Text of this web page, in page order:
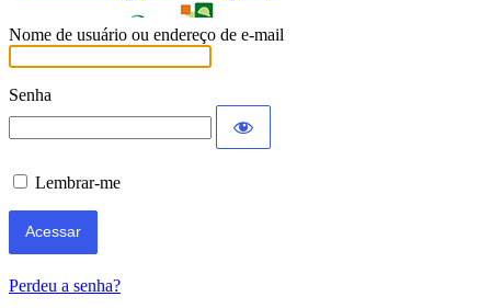
Nome de usuário ou endereço de e-mail
Senha
Lembrar-me
Perdeu a senha?